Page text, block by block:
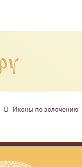
Иконы по золочению